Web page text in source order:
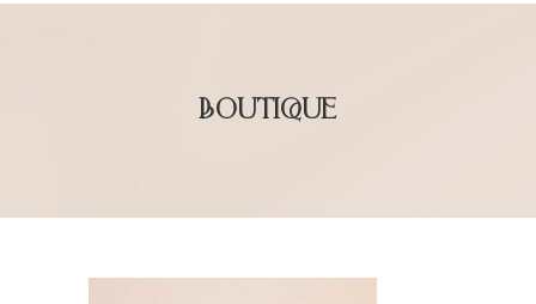
BOUTIQUE